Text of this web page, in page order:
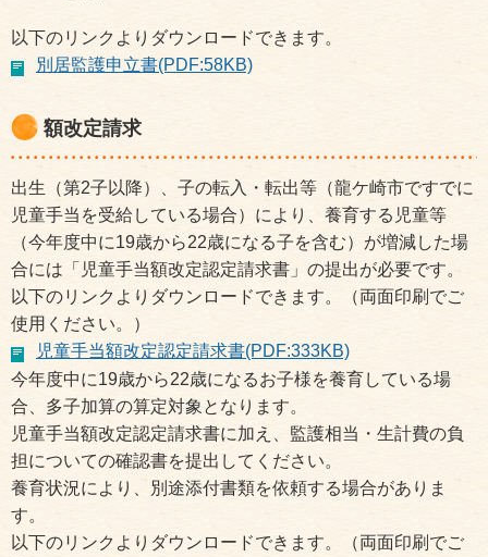
以下のリンクよりダウンロードできます。
別居監護申立書(PDF:58KB)
額改定請求
出生（第2子以降）、子の転入・転出等（龍ケ崎市ですでに
児童手当を受給している場合）により、養育する児童等
（今年度中に19歳から22歳になる子を含む）が増減した場
合には「児童手当額改定認定請求書」の提出が必要です。
以下のリンクよりダウンロードできます。（両面印刷でご
使用ください。）
児童手当額改定認定請求書(PDF:333KB)
今年度中に19歳から22歳になるお子様を養育している場
合、多子加算の算定対象となります。
児童手当額改定認定請求書に加え、監護相当・生計費の負
担についての確認書を提出してください。
養育状況により、別途添付書類を依頼する場合がありま
す。
以下のリンクよりダウンロードできます。（両面印刷でご